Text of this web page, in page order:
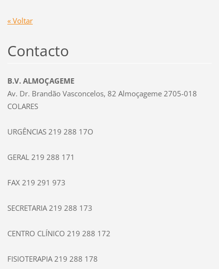
« Voltar
Contacto
B.V. ALMOÇAGEME
Av. Dr. Brandão Vasconcelos, 82 Almoçageme 2705-018
COLARES
URGÊNCIAS 219 288 17O
GERAL 219 288 171
FAX 219 291 973
SECRETARIA 219 288 173
CENTRO CLÍNICO 219 288 172
FISIOTERAPIA 219 288 178